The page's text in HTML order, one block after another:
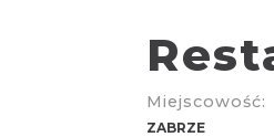
Miejscowość:
ZABRZE